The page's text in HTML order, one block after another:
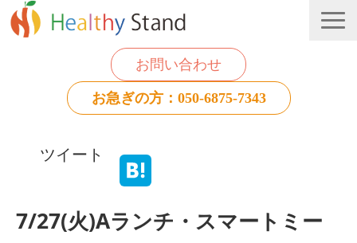
お問い合わせ
お急ぎの方：050-6875-7343
個人のお客様
ツイート
7/27(火)Aランチ・スマートミー